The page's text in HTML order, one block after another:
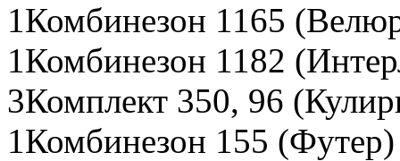
1Комбинезон 1165
1Комбинезон 1182
3Комплект 350, 96
1Комбинезон 155